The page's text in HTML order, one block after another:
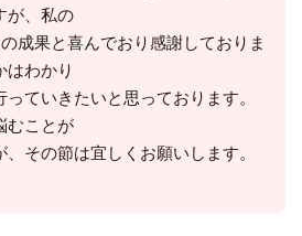
が、私の
成果と喜んでおり感謝しておりま
はわかり
ていきたいと思っております。
むことが
その節は宜しくお願いします。